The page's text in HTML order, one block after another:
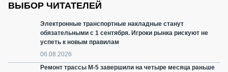
ВЫБОР ЧИТАТЕЛЕЙ
Электронные транспортные накладные станут
обязательными с 1 сентября. Игроки рынка рискуют не
успеть к новым правилам
06.08.2026
Ремонт трассы М-5 завершили на четыре месяца раньше